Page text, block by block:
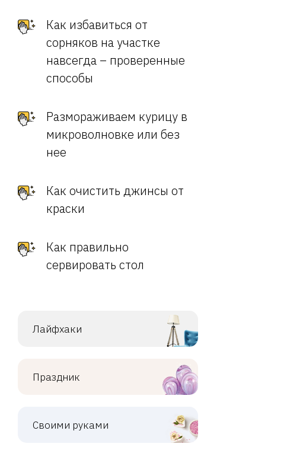
Как избавиться от
сорняков на участке
навсегда – проверенные
способы
Размораживаем курицу в
микроволновке или без
нее
Как очистить джинсы от
краски
Как правильно
сервировать стол
Лайфхаки
Праздник
Своими руками